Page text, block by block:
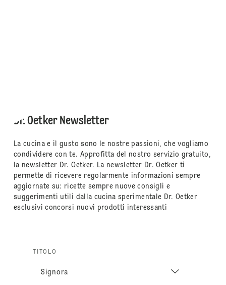
Dr. Oetker Newsletter
La cucina e il gusto sono le nostre passioni, che vogliamo
condividere con te. Approfitta del nostro servizio gratuito,
la newsletter Dr. Oetker. La newsletter Dr. Oetker ti
permette di ricevere regolarmente informazioni sempre
aggiornate su: ricette sempre nuove consigli e
suggerimenti utili dalla cucina sperimentale Dr. Oetker
esclusivi concorsi nuovi prodotti interessanti
TITOLO